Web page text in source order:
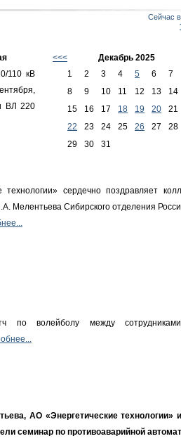
Сейчас
<<< Декабpь 2025
1
2 3 4 5 6
7
8
9 10 11 12 13
14
15
16 17 18 19 20
21
22
23 24 25 26 27
28
29
30 31
110 кВ
ВЛ 220
сердечно поздравляет
Мелентьева Сибирского отделения
по волейболу между
АО «Энергетические технологии»
семинар по противоаварийной